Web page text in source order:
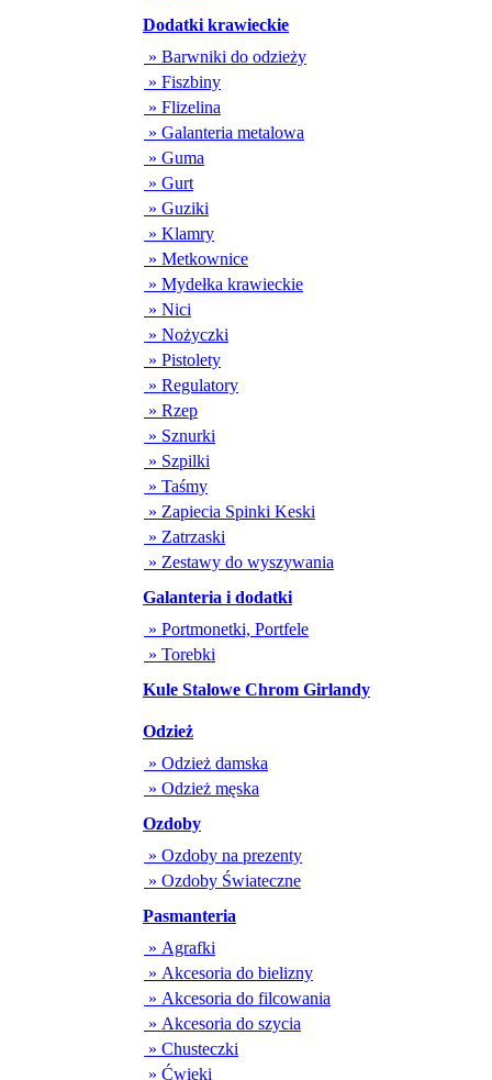
Dodatki krawieckie
» Barwniki do odzieży
» Fiszbiny
» Flizelina
» Galanteria metalowa
» Guma
» Gurt
» Guziki
» Klamry
» Metkownice
» Mydełka krawieckie
» Nici
» Nożyczki
» Pistolety
» Regulatory
» Rzep
» Sznurki
» Szpilki
» Taśmy
» Zapiecia Spinki Keski
» Zatrzaski
» Zestawy do wyszywania
Galanteria i dodatki
» Portmonetki, Portfele
» Torebki
Kule Stalowe Chrom Girlandy
Odzież
» Odzież damska
» Odzież męska
Ozdoby
» Ozdoby na prezenty
» Ozdoby Świateczne
Pasmanteria
» Agrafki
» Akcesoria do bielizny
» Akcesoria do filcowania
» Akcesoria do szycia
» Chusteczki
» Ćwieki